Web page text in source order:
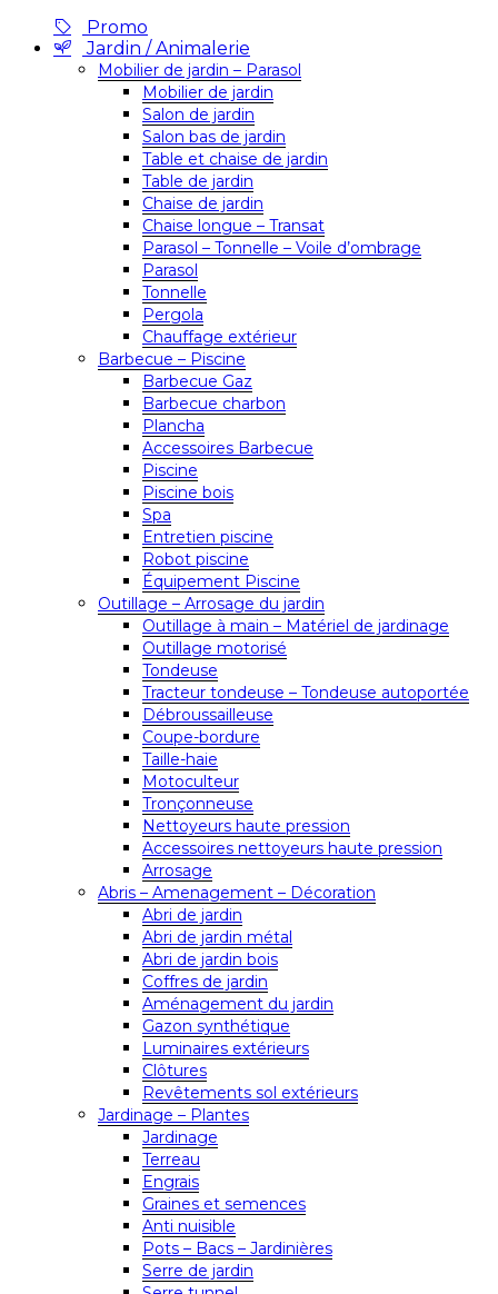
Promo
Jardin / Animalerie
Mobilier de jardin – Parasol
Mobilier de jardin
Salon de jardin
Salon bas de jardin
Table et chaise de jardin
Table de jardin
Chaise de jardin
Chaise longue – Transat
Parasol – Tonnelle – Voile d’ombrage
Parasol
Tonnelle
Pergola
Chauffage extérieur
Barbecue – Piscine
Barbecue Gaz
Barbecue charbon
Plancha
Accessoires Barbecue
Piscine
Piscine bois
Spa
Entretien piscine
Robot piscine
Équipement Piscine
Outillage – Arrosage du jardin
Outillage à main – Matériel de jardinage
Outillage motorisé
Tondeuse
Tracteur tondeuse – Tondeuse autoportée
Débroussailleuse
Coupe-bordure
Taille-haie
Motoculteur
Tronçonneuse
Nettoyeurs haute pression
Accessoires nettoyeurs haute pression
Arrosage
Abris – Amenagement – Décoration
Abri de jardin
Abri de jardin métal
Abri de jardin bois
Coffres de jardin
Aménagement du jardin
Gazon synthétique
Luminaires extérieurs
Clôtures
Revêtements sol extérieurs
Jardinage – Plantes
Jardinage
Terreau
Engrais
Graines et semences
Anti nuisible
Pots – Bacs – Jardinières
Serre de jardin